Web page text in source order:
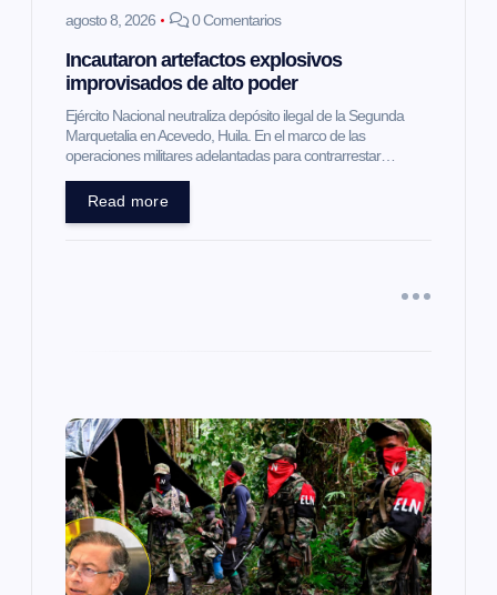
agosto 8, 2026 0 Comentarios
Incautaron artefactos explosivos
improvisados de alto poder
Ejército Nacional neutraliza depósito ilegal de la Segunda
Marquetalia en Acevedo, Huila. En el marco de las
operaciones militares adelantadas para contrarrestar…
Read more